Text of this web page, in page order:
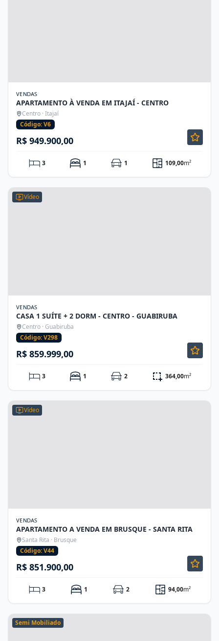
VENDAS
APARTAMENTO À VENDA EM ITAJAÍ - CENTRO
Centro · Itajaí
Código: V6
R$ 949.900,00
3 1 1 109,00m²
Vídeo
VENDAS
CASA 1 SUÍTE + 2 DORM - CENTRO - GUABIRUBA
Centro · Guabiruba
Código: V298
R$ 859.999,00
3 1 2 364,00m²
Vídeo
VENDAS
APARTAMENTO A VENDA EM BRUSQUE - SANTA RITA
Santa Rita · Brusque
Código: V44
R$ 851.900,00
3 1 2 94,00m²
Semi Mobiliado